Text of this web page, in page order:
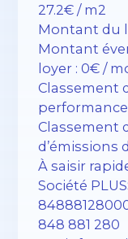
27.2€ / m2
Montant du
Montant
loyer : 0€ /
Classement
Classement
d’émissions
À saisir
Société
848 881 280